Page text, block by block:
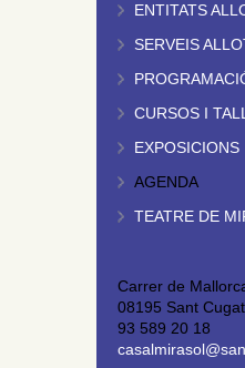
ENTITATS
SERVEIS
CURSOS I
EXPOSICIONS
AGENDA
TEATRE DE
Carrer de
08195 Sant
93 589 20 18